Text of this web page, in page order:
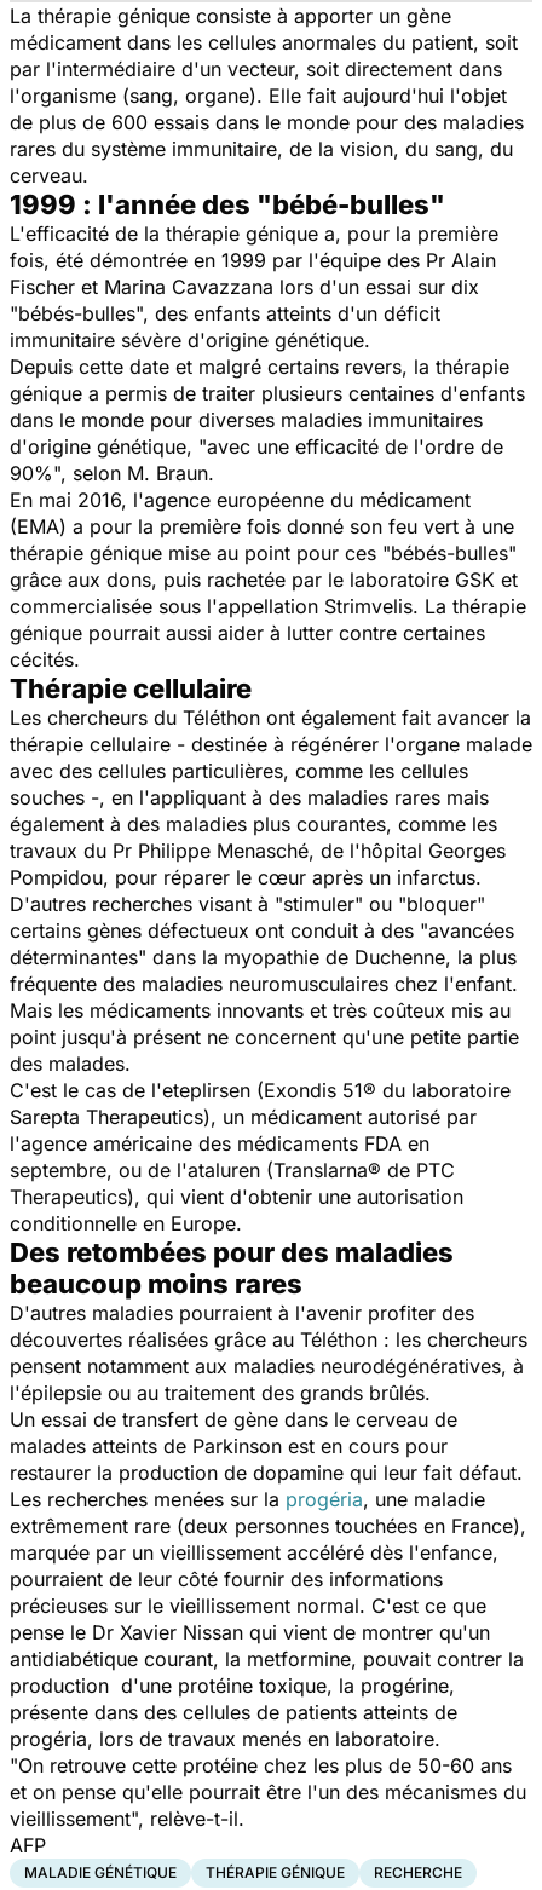
La thérapie génique consiste à apporter un gène
médicament dans les cellules anormales du patient, soit
par l'intermédiaire d'un vecteur, soit directement dans
l'organisme (sang, organe). Elle fait aujourd'hui l'objet
de plus de 600 essais dans le monde pour des maladies
rares du système immunitaire, de la vision, du sang, du
cerveau.
1999 : l'année des "bébé-bulles"
L'efficacité de la thérapie génique a, pour la première
fois, été démontrée en 1999 par l'équipe des Pr Alain
Fischer et Marina Cavazzana lors d'un essai sur dix
"bébés-bulles", des enfants atteints d'un déficit
immunitaire sévère d'origine génétique.
Depuis cette date et malgré certains revers, la thérapie
génique a permis de traiter plusieurs centaines d'enfants
dans le monde pour diverses maladies immunitaires
d'origine génétique, "avec une efficacité de l'ordre de
90%", selon M. Braun.
En mai 2016, l'agence européenne du médicament
(EMA) a pour la première fois donné son feu vert à une
thérapie génique mise au point pour ces "bébés-bulles"
grâce aux dons, puis rachetée par le laboratoire GSK et
commercialisée sous l'appellation Strimvelis. La thérapie
génique pourrait aussi aider à lutter contre certaines
cécités.
Thérapie cellulaire
Les chercheurs du Téléthon ont également fait avancer la
thérapie cellulaire - destinée à régénérer l'organe malade
avec des cellules particulières, comme les cellules
souches -, en l'appliquant à des maladies rares mais
également à des maladies plus courantes, comme les
travaux du Pr Philippe Menasché, de l'hôpital Georges
Pompidou, pour réparer le cœur après un infarctus.
D'autres recherches visant à "stimuler" ou "bloquer"
certains gènes défectueux ont conduit à des "avancées
déterminantes" dans la myopathie de Duchenne, la plus
fréquente des maladies neuromusculaires chez l'enfant.
Mais les médicaments innovants et très coûteux mis au
point jusqu'à présent ne concernent qu'une petite partie
des malades.
C'est le cas de l'eteplirsen (Exondis 51® du laboratoire
Sarepta Therapeutics), un médicament autorisé par
l'agence américaine des médicaments FDA en
septembre, ou de l'ataluren (Translarna® de PTC
Therapeutics), qui vient d'obtenir une autorisation
conditionnelle en Europe.
Des retombées pour des maladies
beaucoup moins rares
D'autres maladies pourraient à l'avenir profiter des
découvertes réalisées grâce au Téléthon : les chercheurs
pensent notamment aux maladies neurodégénératives, à
l'épilepsie ou au traitement des grands brûlés.
Un essai de transfert de gène dans le cerveau de
malades atteints de Parkinson est en cours pour
restaurer la production de dopamine qui leur fait défaut.
Les recherches menées sur la progéria, une maladie
extrêmement rare (deux personnes touchées en France),
marquée par un vieillissement accéléré dès l'enfance,
pourraient de leur côté fournir des informations
précieuses sur le vieillissement normal. C'est ce que
pense le Dr Xavier Nissan qui vient de montrer qu'un
antidiabétique courant, la metformine, pouvait contrer la
production d'une protéine toxique, la progérine,
présente dans des cellules de patients atteints de
progéria, lors de travaux menés en laboratoire.
"On retrouve cette protéine chez les plus de 50-60 ans
et on pense qu'elle pourrait être l'un des mécanismes du
vieillissement", relève-t-il.
AFP
MALADIE GÉNÉTIQUE THÉRAPIE GÉNIQUE RECHERCHE